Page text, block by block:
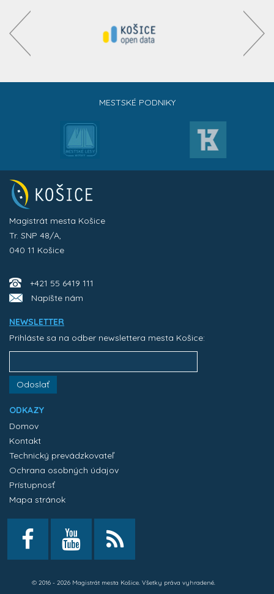
MESTSKÉ PODNIKY
Magistrát mesta Košice
Tr. SNP 48/A,
040 11 Košice
+421 55 6419 111
Napíšte nám
NEWSLETTER
Prihláste sa na odber newslettera mesta Košice:
Odoslať
ODKAZY
Domov
Kontakt
Technický prevádzkovateľ
Ochrana osobných údajov
Prístupnosť
Mapa stránok
© 2016 - 2026 Magistrát mesta Košice. Všetky práva vyhradené.